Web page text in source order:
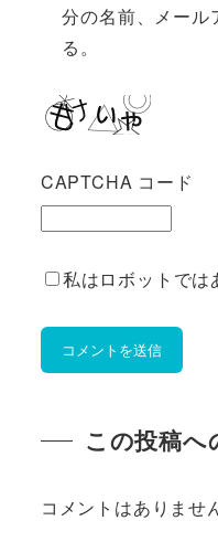
分の名前、メール
る。
CAPTCHA コード
私はロボットでは
この投稿へ
コメントはありませ